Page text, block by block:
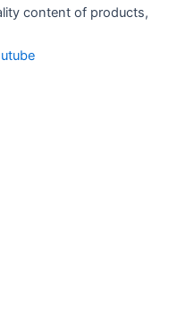
content of products,